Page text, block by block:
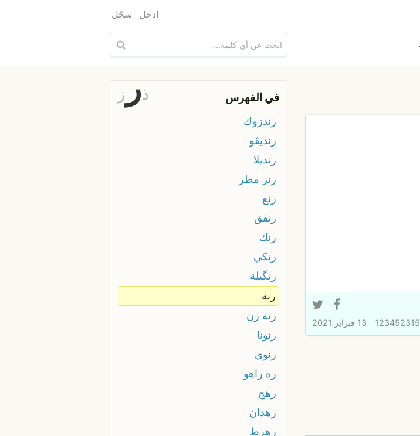
ادخل سجّل
123452315 13 فبراير 2021
في الفهرس ذر ز
رندزوك
رنديڤو
رنديلا
رنر مطر
رنع
رنقق
رنك
رنكي
رنگيلة
رنه
رنه رن
رنونا
رنوي
ره راهو
رهج
رهدان
رهرط